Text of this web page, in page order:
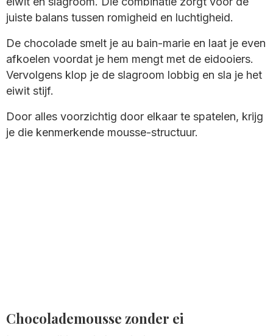
juiste balans tussen romigheid en luchtigheid.
De chocolade smelt je au bain-marie en laat je even
afkoelen voordat je hem mengt met de eidooiers.
Vervolgens klop je de slagroom lobbig en sla je het
eiwit stijf.
Door alles voorzichtig door elkaar te spatelen, krijg
je die kenmerkende mousse-structuur.
Chocolademousse zonder ei